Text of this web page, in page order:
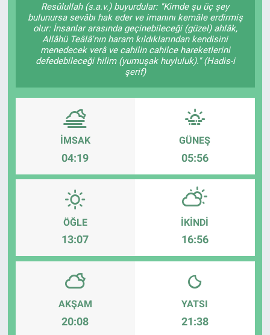
Resûlullah (s.a.v.) buyurdular: "Kimde şu üç şey
bulunursa sevâbı hak eder ve imanını kemâle erdirmiş
olur: İnsanlar arasında geçinebileceği (güzel) ahlâk,
Allâhü Teâlâ'nın haram kıldıklarından kendisini
menedecek verâ ve cahilin cahilce hareketlerini
defedebileceği hilim (yumuşak huyluluk)." (Hadis-i
şerif)
İMSAK
04:19
GÜNEŞ
05:56
ÖĞLE
13:07
İKINDI
16:56
AKŞAM
20:08
YATSI
21:38